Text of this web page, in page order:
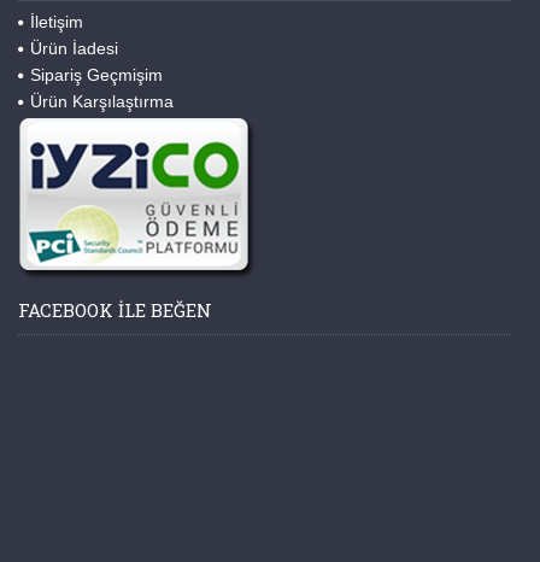
İletişim
Ürün İadesi
Sipariş Geçmişim
Ürün Karşılaştırma
FACEBOOK ILE BEĞEN